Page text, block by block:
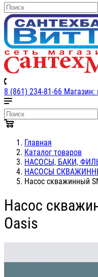
8 (861) 234-81-66 Магазин:
Главная
Каталог товаров
НАСОСЫ, БАКИ,
НАСОСЫ
Насос скважинный
Насос
Oasis